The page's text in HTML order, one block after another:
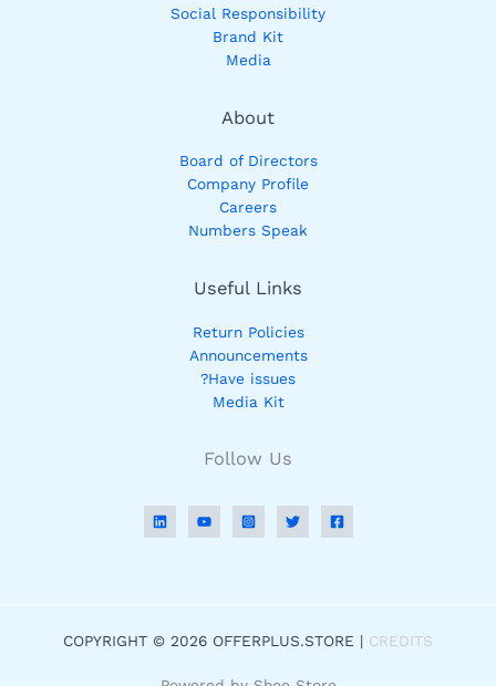
Social Responsibility
Brand Kit
Media
About
Board of Directors
Company Profile
Careers
Numbers Speak
Useful Links
Return Policies
Announcements
Have issues?
Media Kit
Follow Us
COPYRIGHT © 2026 OFFERPLUS.STORE | CREDITS